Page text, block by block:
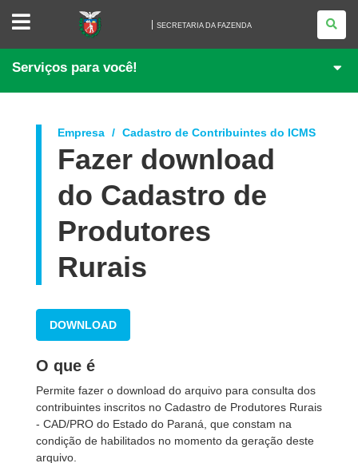
SECRETARIA
FAZENDA
SECRETARIA DA FAZENDA
Serviços para você!
Empresa Cadastro de Contribuintes do ICMS
Fazer download
do Cadastro de
Produtores
Rurais
DOWNLOAD
O que é
Permite fazer o download do arquivo para consulta dos
contribuintes inscritos no Cadastro de Produtores Rurais
- CAD/PRO do Estado do Paraná, que constam na
condição de habilitados no momento da geração deste
arquivo.